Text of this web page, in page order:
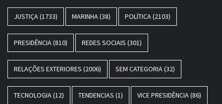
JUSTIÇA(1733) MARINHA(38) POLÍTICA(2103)
PRESIDÊNCIA(810) REDES SOCIAIS (301)
RELAÇÕES EXTERIORES (2006) SEM CATEGORIA(32)
TECNOLOGIA(12) TENDENCIAS (1) VICE PRESIDÊNCIA(86)